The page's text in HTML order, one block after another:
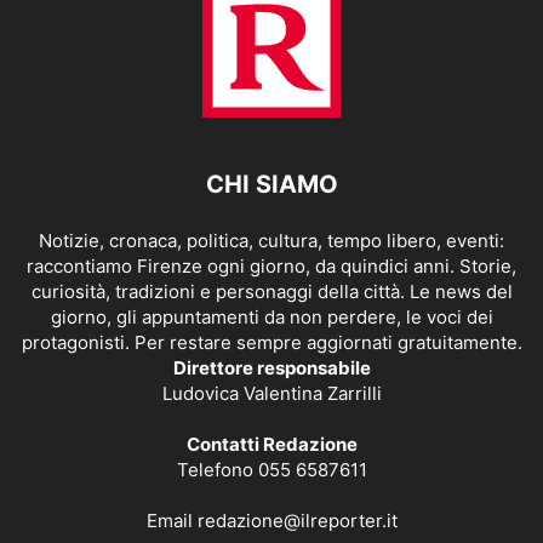
CHI SIAMO
Notizie, cronaca, politica, cultura, tempo libero, eventi:
raccontiamo Firenze ogni giorno, da quindici anni. Storie,
curiosità, tradizioni e personaggi della città. Le news del
giorno, gli appuntamenti da non perdere, le voci dei
protagonisti. Per restare sempre aggiornati gratuitamente.
Direttore responsabile
Ludovica Valentina Zarrilli
Contatti Redazione
Telefono 055 6587611
Email redazione@ilreporter.it